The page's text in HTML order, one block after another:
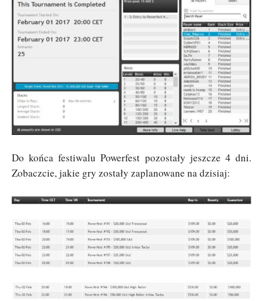
Do końca festiwalu Powerfest pozostały jeszcze 4 dni.
Zobaczcie, jakie gry zostały zaplanowane na dzisiaj: